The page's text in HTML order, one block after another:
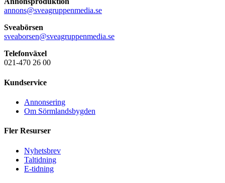
annons@sveagruppenmedia.se
Sveabörsen
sveaborsen@sveagruppenmedia.se
Telefonväxel
021-470 26 00
Kundservice
Annonsering
Om Sörmlandsbygden
Fler Resurser
Nyhetsbrev
Taltidning
E-tidning